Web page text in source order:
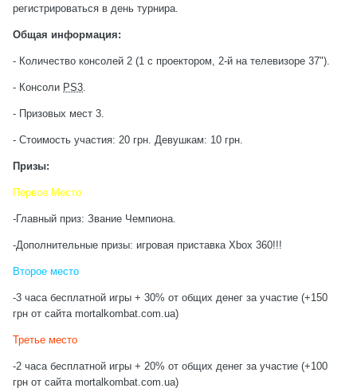
регистрироваться в день турнира.
Общая информация:
- Количество консолей 2 (1 с проектором, 2-й на телевизоре 37").
- Консоли PS3.
- Призовых мест 3.
- Стоимость участия: 20 грн. Девушкам: 10 грн.
Призы:
Первое Место
-Главный приз: Звание Чемпиона.
-Дополнительные призы: игровая приставка Xbox 360!!!
Второе место
-3 часа бесплатной игры + 30% от общих денег за участие (+150
грн от сайта mortalkombat.com.ua)
Третье место
-2 часа бесплатной игры + 20% от общих денег за участие (+100
грн от сайта mortalkombat.com.ua)